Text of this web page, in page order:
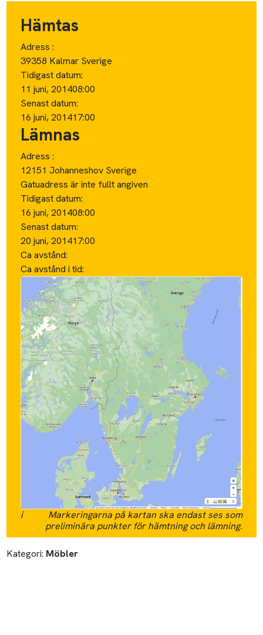
Hämtas
Adress :
39358 Kalmar Sverige
Tidigast datum:
11 juni, 201408:00
Senast datum:
16 juni, 201417:00
Lämnas
Adress :
12151 Johanneshov Sverige
Gatuadress är inte fullt angiven
Tidigast datum:
16 juni, 201408:00
Senast datum:
20 juni, 201417:00
Ca avstånd:
Ca avstånd i tid:
i
Markeringarna på kartan ska endast ses som
preliminära punkter för hämtning och lämning.
Kategori: Möbler